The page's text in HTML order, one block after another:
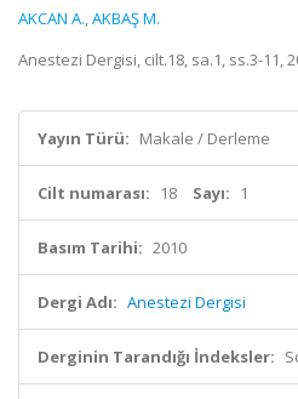
AKCAN A.,AKBAŞ M.
Anestezi Dergisi, cilt.18, sa.1, ss.3-11,
Yayın Türü: Makale / Derleme
Cilt numarası: 18 Sayı: 1
Basım Tarihi: 2010
Dergi Adı: Anestezi Dergisi
Derginin Tarandığı İndeksler: